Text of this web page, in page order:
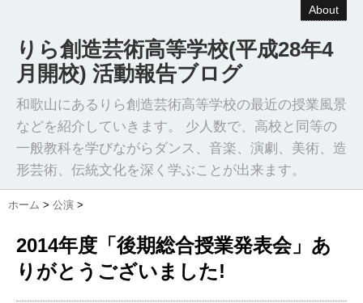
About
りら創造芸術高等学校(平成28年4
月開校) 活動報告ブログ
和歌山にあるりら創造芸術高等学校の最近の授業風景
などを紹介していきます。 少人数で、高校と同等の
一般教科を学びながらダンス、音楽、演劇、美術、造
形芸術、伝統文化を深く学ぶことが出来ます。
ホーム > 公演 >
2014年度「後期総合授業発表会」あ
りがとうございました!